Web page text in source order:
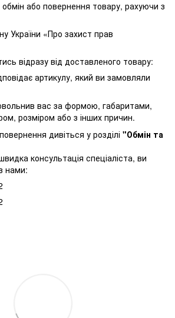
або повернення товару, рахуючи з
України «Про захист прав
відразу від доставленого товару:
артикулу, який ви замовляли
вас за формою, габаритами,
розміром або з інших причин.
дивіться у розділі "Обмін та
консультація спеціаліста, ви
нами: